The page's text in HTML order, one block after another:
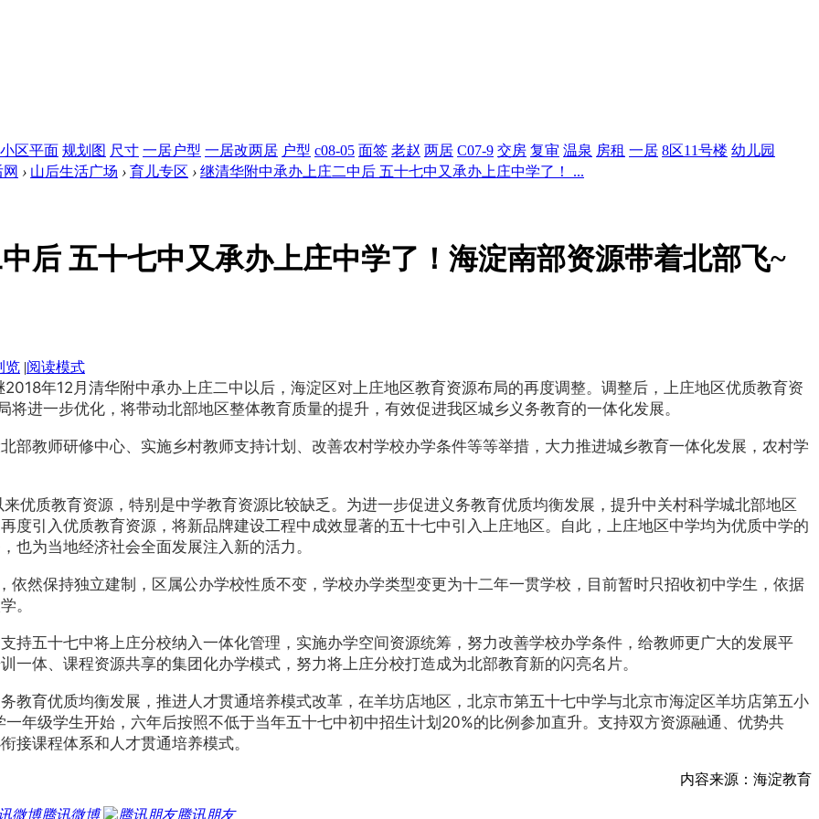
小区平面 规划图 尺寸 一居户型 一居改两居 户型 c08-05 面签 老赵 两居 C07-9 交房 复审 温泉 房租 一居 8区11号楼 幼儿园
› 山后生活广场 › 育儿专区 › 继清华附中承办上庄二中后 五十七中又承办上庄中学了！ ...
后 五十七中又承办上庄中学了！海淀南部资源带着北部飞~
览 |阅读模式
年12月清华附中承办上庄二中以后，海淀区对上庄地区教育资源布局的再度调整。调整后，上庄地区优质教育资
进一步优化，将带动北部地区整体教育质量的提升，有效促进我区城乡义务教育的一体化发展。
部教师研修中心、实施乡村教师支持计划、改善农村学校办学条件等等举措，大力推进城乡教育一体化发展，农村学
优质教育资源，特别是中学教育资源比较缺乏。为进一步促进义务教育优质均衡发展，提升中关村科学城北部地区
度引入优质教育资源，将新品牌建设工程中成效显著的五十七中引入上庄地区。自此，上庄地区中学均为优质中学的
也为当地经济社会全面发展注入新的活力。
依然保持独立建制，区属公办学校性质不变，学校办学类型变更为十二年一贯学校，目前暂时只招收初中学生，依据
。
持五十七中将上庄分校纳入一体化管理，实施办学空间资源统筹，努力改善学校办学条件，给教师更广大的发展平
一体、课程资源共享的集团化办学模式，努力将上庄分校打造成为北部教育新的闪亮名片。
教育优质均衡发展，推进人才贯通培养模式改革，在羊坊店地区，北京市第五十七中学与北京市海淀区羊坊店第五小
年级学生开始，六年后按照不低于当年五十七中初中招生计划20%的比例参加直升。支持双方资源融通、优势共
接课程体系和人才贯通培养模式。
内容来源：海淀教育
腾讯微博 腾讯朋友